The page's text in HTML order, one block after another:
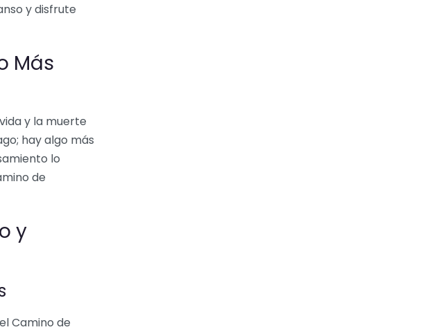
y disfrute
Más
y la muerte
hay algo más
lo
de
y
Camino de